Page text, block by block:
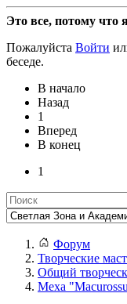
Это все, потому что
Пожалуйста Войти
беседе.
В начало
Назад
1
Вперед
В конец
1
Форум
Творческие
Общий
Меха